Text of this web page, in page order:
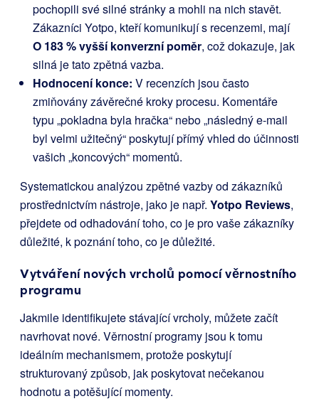
pochopili své silné stránky a mohli na nich stavět.
Zákazníci Yotpo, kteří komunikují s recenzemi, mají
O 183 % vyšší konverzní poměr, což dokazuje, jak
silná je tato zpětná vazba.
Hodnocení konce: V recenzích jsou často
zmiňovány závěrečné kroky procesu. Komentáře
typu „pokladna byla hračka“ nebo „následný e-mail
byl velmi užitečný“ poskytují přímý vhled do účinnosti
vašich „koncových“ momentů.
Systematickou analýzou zpětné vazby od zákazníků
prostřednictvím nástroje, jako je např. Yotpo Reviews,
přejdete od odhadování toho, co je pro vaše zákazníky
důležité, k poznání toho, co je důležité.
Vytváření nových vrcholů pomocí věrnostního
programu
Jakmile identifikujete stávající vrcholy, můžete začít
navrhovat nové. Věrnostní programy jsou k tomu
ideálním mechanismem, protože poskytují
strukturovaný způsob, jak poskytovat nečekanou
hodnotu a potěšující momenty.